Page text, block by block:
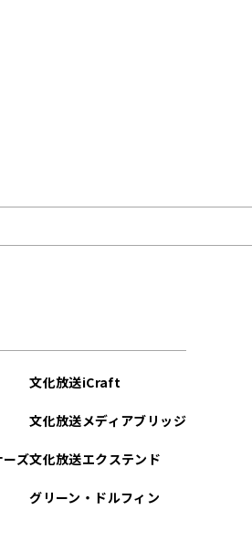
ズ
文化放送iCraft
文化放送メディアブリッジ
文化放送エクステンド
グリーン・ドルフィン